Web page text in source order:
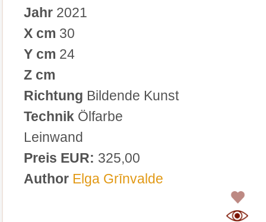
Jahr 2021
X cm 30
Y cm 24
Z cm
Richtung Bildende Kunst
Technik Ölfarbe
Leinwand
Preis EUR: 325,00
Author Elga Grīnvalde